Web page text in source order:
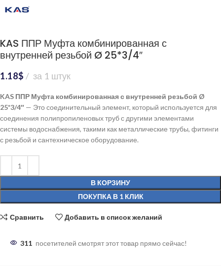
KAS ППР Муфта комбинированная с
внутренней резьбой Ø 25*3/4″
1.18$ за 1 штук
KAS ППР Муфта комбинированная с внутренней резьбой Ø
25*3/4″ — Это соединительный элемент, который используется для
соединения полипропиленовых труб с другими элементами
системы водоснабжения, такими как металлические трубы, фитинги
с резьбой и сантехническое оборудование.
В КОРЗИНУ
ПОКУПКА В 1 КЛИК
Сравнить Добавить в список желаний
311 посетителей смотрят этот товар прямо сейчас!